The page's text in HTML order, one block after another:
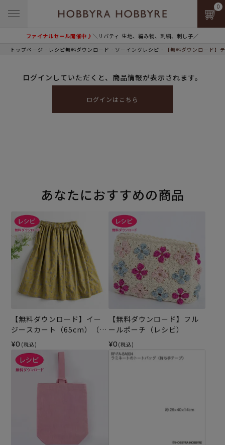
ファイナルセール開催中♪＼リバティ 生地、編み物、刺繍、刺し子／
0
トップページ レシピ無料ダウンロード ソーイングレシピ 【無料ダウンロード】
ログインしていただくと、商品情報が表示されます。
ログインはこちら
あなたにおすすめの商品
【無料ダウンロード】イー
ジースカート（65cm）（レ
シピ）
¥0 (税込)
【無料ダウンロード】フル
ールポーチ（レシピ）
¥0 (税込)